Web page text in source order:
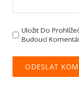
Uložit Do
Budoucí